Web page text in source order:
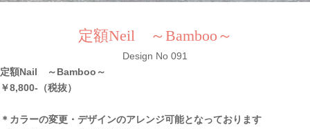
定額Neil ～Bamboo～
Design No 091
定額Nail ～Bamboo～
￥8,800-（税抜）
＊カラーの変更・デザインのアレンジ可能となっております